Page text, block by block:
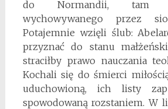
do Normandii, tam
wychowywanego przez
Potajemnie wzięli ślub:
przyznać do stanu
straciłby prawo nauczania
Kochali się do śmierci
uduchowioną, ich listy
spowodowaną rozstaniem. W